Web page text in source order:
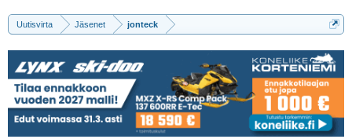
Uutisvirta Jäsenet jonteck